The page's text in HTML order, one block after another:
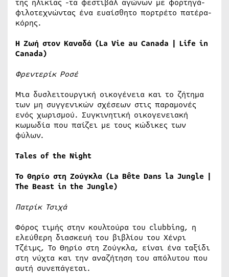
της ηλικίας -τα φεστιβάλ αγώνων με φορτηγά-
φιλοτεχνώντας ένα ευαίσθητο πορτρέτο πατέρα-
κόρης.
Η Ζωή στον Καναδά (La Vie au Canada | Life in
Canada)
Φρεντερίκ Ροσέ
Μια δυσλειτουργική οικογένεια και το ζήτημα
των μη συγγενικών σχέσεων στις παραμονές
ενός χωρισμού. Συγκινητική οικογενειακή
κωμωδία που παίζει με τους κώδικες των
φύλων.
Tales of the Night
Το Θηρίο στη Ζούγκλα (La Bête Dans la Jungle |
The Beast in the Jungle)
Πατρίκ Τσιχά
Φόρος τιμής στην κουλτούρα του clubbing, η
ελεύθερη διασκευή του βιβλίου του Χένρι
Τζέιμς, Το Θηρίο στη Ζούγκλα, είναι ένα ταξίδι
στη νύχτα και την αναζήτηση του απόλυτου που
αυτή συνεπάγεται.